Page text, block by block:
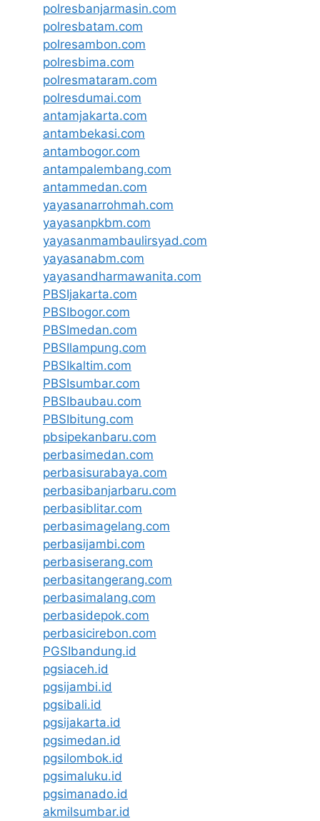
polresbanjarmasin.com
polresbatam.com
polresambon.com
polresbima.com
polresmataram.com
polresdumai.com
antamjakarta.com
antambekasi.com
antambogor.com
antampalembang.com
antammedan.com
yayasanarrohmah.com
yayasanpkbm.com
yayasanmambaulirsyad.com
yayasanabm.com
yayasandharmawanita.com
PBSIjakarta.com
PBSIbogor.com
PBSImedan.com
PBSIlampung.com
PBSIkaltim.com
PBSIsumbar.com
PBSIbaubau.com
PBSIbitung.com
pbsipekanbaru.com
perbasimedan.com
perbasisurabaya.com
perbasibanjarbaru.com
perbasiblitar.com
perbasimagelang.com
perbasijambi.com
perbasiserang.com
perbasitangerang.com
perbasimalang.com
perbasidepok.com
perbasicirebon.com
PGSIbandung.id
pgsiaceh.id
pgsijambi.id
pgsibali.id
pgsijakarta.id
pgsimedan.id
pgsilombok.id
pgsimaluku.id
pgsimanado.id
akmilsumbar.id